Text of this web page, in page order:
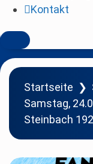
Kontakt
Startseite ❯
Samstag,
Steinbach